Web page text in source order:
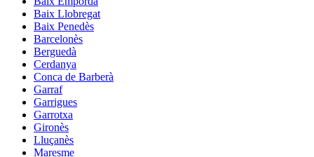
Baix Llobregat
Baix Penedès
Barcelonès
Berguedà
Cerdanya
Conca de Barberà
Garraf
Garrigues
Garrotxa
Gironès
Lluçanès
Maresme